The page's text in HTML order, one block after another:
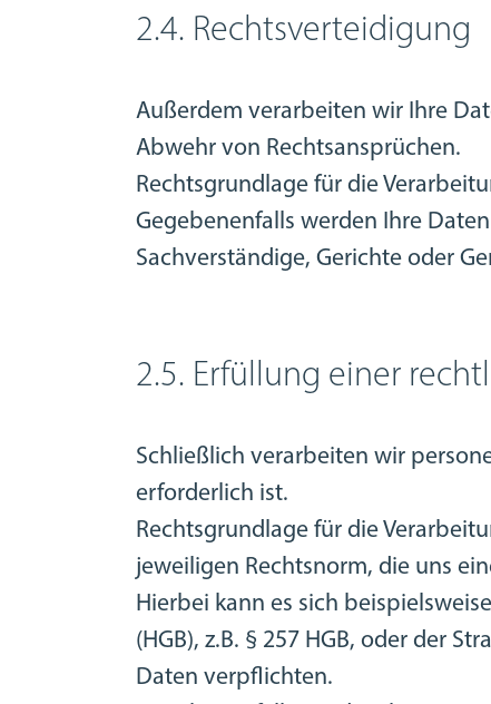
2.4. Rechtsverteidigung
Außerdem verarbeiten wir Ihre
Abwehr von Rechtsansprüchen.
Rechtsgrundlage für die
Gegebenenfalls werden Ihre
Sachverständige, Gerichte oder
2.5. Erfüllung einer
Schließlich verarbeiten wir
erforderlich ist.
Rechtsgrundlage für die
jeweiligen Rechtsnorm, die uns
Hierbei kann es sich
(HGB), z.B. § 257 HGB, oder der
Daten verpflichten.